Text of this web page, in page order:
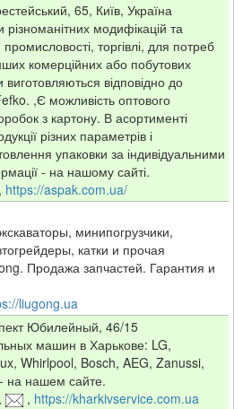
65, Київ, Україна
різноманітних модифікацій та
промисловості, торгівлі, для потреб
комерційних або побутових
відповідно до
,Є можливість оптового
з картону. В асортименті
різних параметрів і
упаковки за індивідуальними
- на нашому сайті.
https://aspak.com.ua/
минипогрузчики,
катки и прочая
Продажа запчастей. Гарантия и
liugong.ua
Юбилейный, 46/15
машин в Харькове: LG,
Whirlpool, Bosch, AEG, Zanussi,
на нашем сайте.
, , https://kharkivservice.com.ua